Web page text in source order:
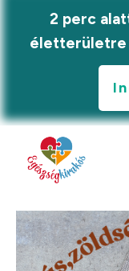
2 perc
életterületre